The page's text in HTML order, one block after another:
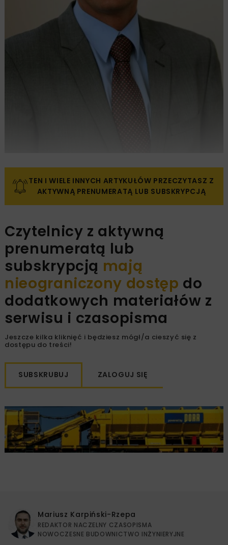
TEN I WIELE INNYCH ARTYKUŁÓW PRZECZYTASZ Z
AKTYWNĄ PRENUMERATĄ LUB SUBSKRYPCJĄ
Czytelnicy z aktywną
prenumeratą lub
subskrypcją mają
nieograniczony dostęp do
dodatkowych materiałów z
serwisu i czasopisma
Jeszcze kilka kliknięć i będziesz mógł/a cieszyć się z
dostępu do treści!
SUBSKRUBUJ ZALOGUJ SIĘ
Mariusz Karpiński-Rzepa
REDAKTOR NACZELNY CZASOPISMA
NOWOCZESNE BUDOWNICTWO INŻYNIERYJNE